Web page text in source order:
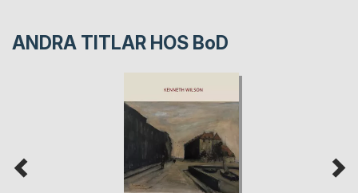
ANDRA TITLAR HOS BoD